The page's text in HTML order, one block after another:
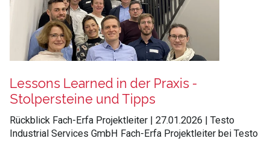
Lessons Learned in der Praxis -
Stolpersteine und Tipps
Rückblick Fach-Erfa Projektleiter | 27.01.2026 | Testo
Industrial Services GmbH Fach-Erfa Projektleiter bei Testo